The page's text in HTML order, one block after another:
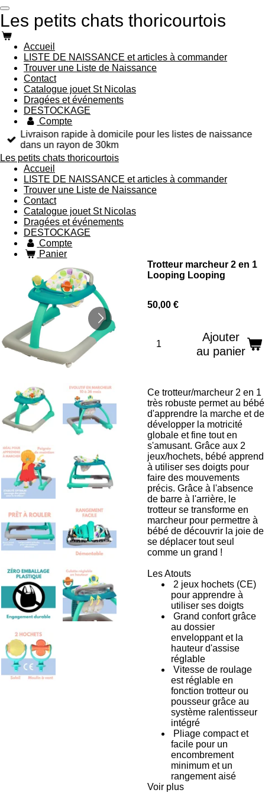
Passer
au
contenu
principal
Les petits chats thoricourtois
Accueil
LISTE DE NAISSANCE et articles à commander
Trouver une Liste de Naissance
Contact
Catalogue jouet St Nicolas
Dragées et événements
DESTOCKAGE
Compte
Livraison rapide à domicile pour les listes de naissance
dans un rayon de 30km
Les petits chats thoricourtois
Accueil
LISTE DE NAISSANCE et articles à commander
Trouver une Liste de Naissance
Contact
Catalogue jouet St Nicolas
Dragées et événements
DESTOCKAGE
Compte
Panier
Trotteur marcheur 2 en 1
Looping Looping
50,00 €
Ajouter
au panier
Ce trotteur/marcheur 2 en 1
très robuste permet au bébé
d'apprendre la marche et de
développer la motricité
globale et fine tout en
s'amusant. Grâce aux 2
jeux/hochets, bébé apprend
à utiliser ses doigts pour
faire des mouvements
précis. Grâce à l'absence
de barre à l'arrière, le
trotteur se transforme en
marcheur pour permettre à
bébé de découvrir la joie de
se déplacer tout seul
comme un grand !
Les Atouts
2 jeux hochets (CE)
pour apprendre à
utiliser ses doigts
Grand confort grâce
au dossier
enveloppant et la
hauteur d'assise
réglable
Vitesse de roulage
est réglable en
fonction trotteur ou
pousseur grâce au
système ralentisseur
intégré
Pliage compact et
facile pour un
encombrement
minimum et un
rangement aisé
Voir plus